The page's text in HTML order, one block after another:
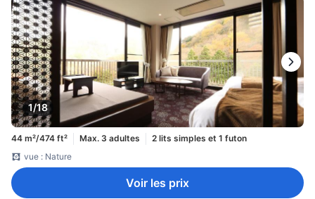
1/18
44 m²/474 ft² Max. 3 adultes
2 lits simples et 1 futon
vue : Nature
Voir les prix